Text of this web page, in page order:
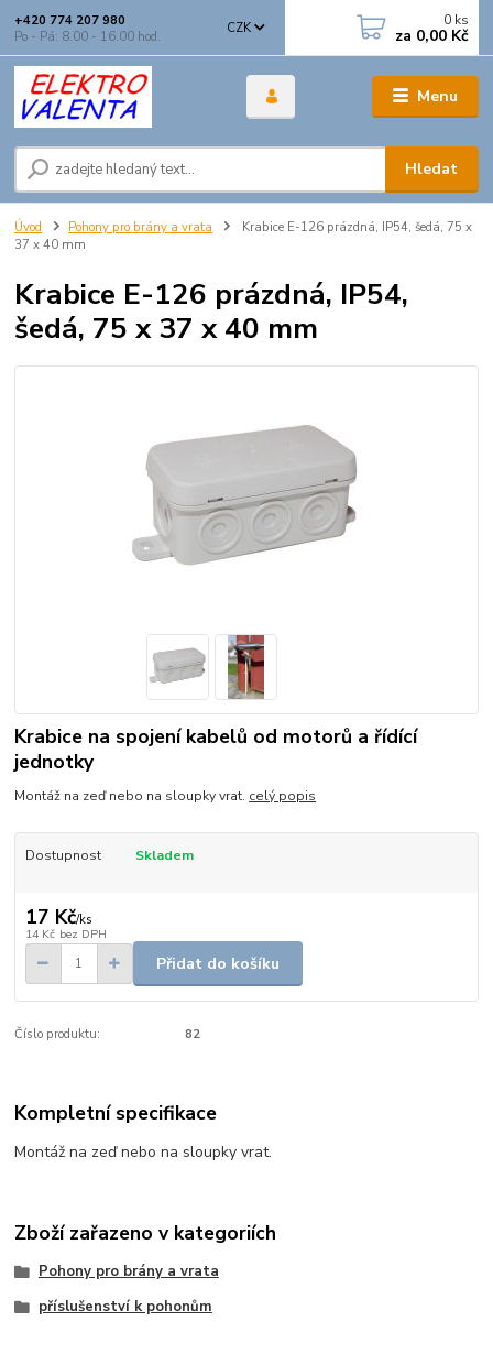
Menu
CZK
Hledat
+420 774 207 980
Po - Pá: 8.00 - 16.00 hod.
0 ks
za 0,00 Kč
Úvod Pohony pro brány a vrata
Krabice E-126 prázdná, IP54, šedá, 75 x
37 x 40 mm
Krabice E-126 prázdná, IP54,
šedá, 75 x 37 x 40 mm
Krabice na spojení kabelů od motorů a řídící
jednotky
Montáž na zeď nebo na sloupky vrat. celý popis
Dostupnost Skladem
17 Kč/ks
14 Kč bez DPH
Přidat do košíku
Číslo produktu: 82
Kompletní specifikace
Montáž na zeď nebo na sloupky vrat.
Zboží zařazeno v kategoriích
Pohony pro brány a vrata
příslušenství k pohonům